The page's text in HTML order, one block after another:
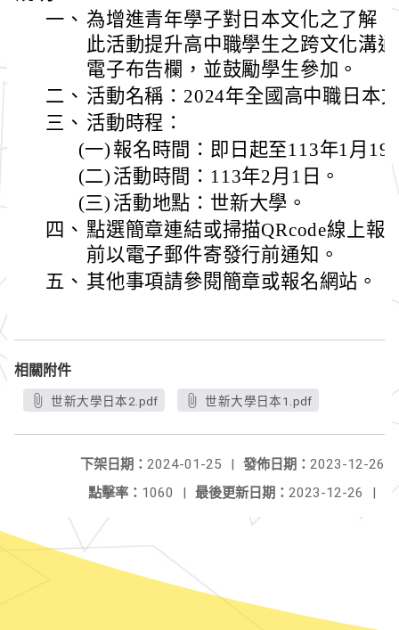
一、 為增進青年學子對日本文化之了解
此活動提升高中職學生之跨文化溝
電子布告欄，並鼓勵學生參加。
二、 活動名稱：2024年全國高中職日本
三、 活動時程：
(一) 報名時間：即日起至113年1月19
(二) 活動時間：113年2月1日。
(三) 活動地點：世新大學。
四、 點選簡章連結或掃描QRcode線上報
前以電子郵件寄發行前通知。
五、 其他事項請參閱簡章或報名網站。
相關附件
世新大學日本2.pdf 世新大學日本1.pdf
發佈日期： 2023-12-26
下架日期： 2024-01-25
|
最後更新日期： 2023-12-26 |
點擊率： 1060 |